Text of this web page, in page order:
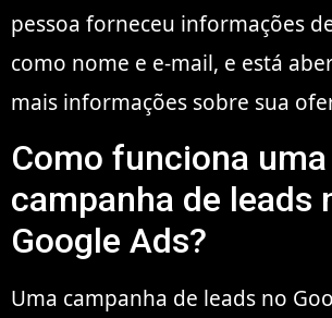
pessoa forneceu informações
como nome e e-mail, e está
mais informações sobre sua
Como funciona uma
campanha de leads
Google Ads?
Uma campanha de leads no